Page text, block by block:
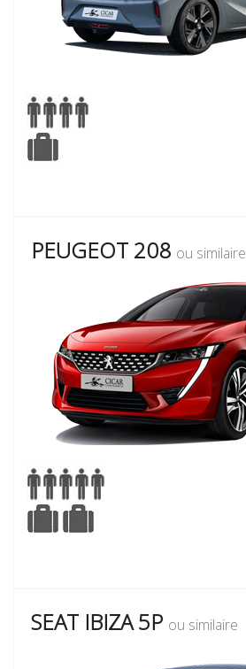
PEUGEOT 208 ou similaire
SEAT IBIZA 5P ou similaire